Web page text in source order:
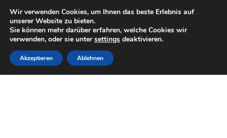
LIEFERUNG ab 6 EUR
Mo–Fr 9–16 Uhr · 0175 7465658
Zur
Navigation
springen
Zum
Inhalt
springen
Wir verwenden Cookies, um Ihnen das beste Erlebnis auf
unserer Website zu bieten.
Sie können mehr darüber erfahren, welche Cookies wir
verwenden, oder sie untersettings deaktivieren.
Akzeptieren Ablehnen